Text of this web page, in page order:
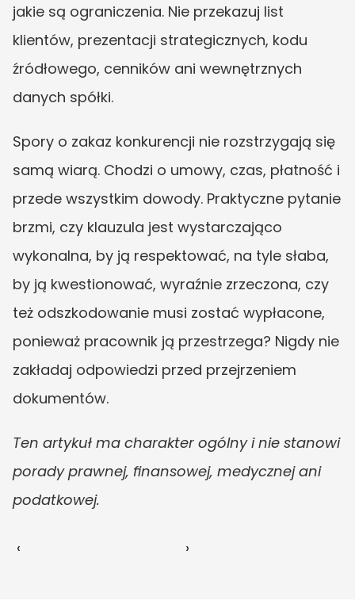
jakie są ograniczenia. Nie przekazuj list
klientów, prezentacji strategicznych, kodu
źródłowego, cenników ani wewnętrznych
danych spółki.
Spory o zakaz konkurencji nie rozstrzygają się
samą wiarą. Chodzi o umowy, czas, płatność i
przede wszystkim dowody. Praktyczne pytanie
brzmi, czy klauzula jest wystarczająco
wykonalna, by ją respektować, na tyle słaba,
by ją kwestionować, wyraźnie zrzeczona, czy
też odszkodowanie musi zostać wypłacone,
ponieważ pracownik ją przestrzega? Nigdy nie
zakładaj odpowiedzi przed przejrzeniem
dokumentów.
Ten artykuł ma charakter ogólny i nie stanowi
porady prawnej, finansowej, medycznej ani
podatkowej.
‹ ›